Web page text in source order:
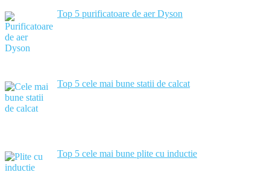
Top 5 purificatoare de aer Dyson
Top 5 cele mai bune statii de calcat
Top 5 cele mai bune plite cu inductie